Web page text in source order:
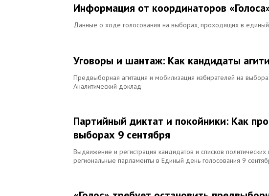
Информация от координаторов
Данные о ходе голосования на выборах, проходящих в
Уговоры и шантаж: Как кандидаты
Предвыборная агитация и мобилизация избирателей на
Аналитический доклад
Партийный диктат и покойники: Как
выборах 9 сентября
Выдвижение и регистрация кандидатов и списков
региональные парламенты в Единый день голосования 9